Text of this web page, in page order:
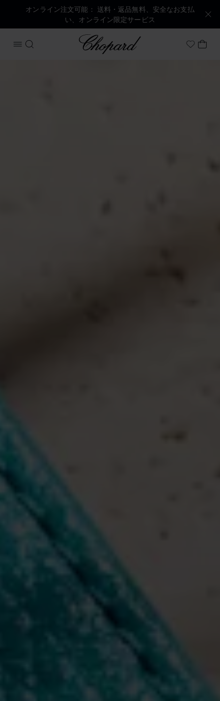
オンライン注文可能： 送料・返品無料、安全なお支払
い、オンライン限定サービス
メニューを開く
検索する Chopard Myマ